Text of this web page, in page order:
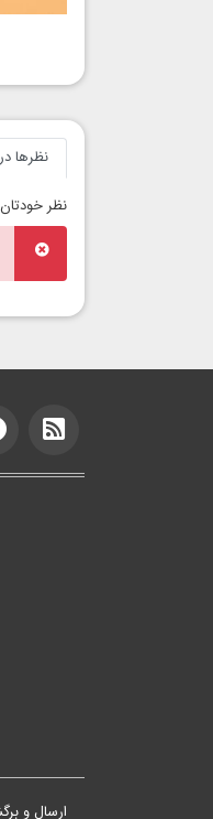
نظرها
نظر
ارسال و